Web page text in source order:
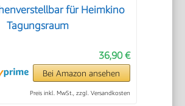
für Heimkino
Tagungsraum
36,90 €
Bei Amazon ansehen
Preis inkl. MwSt., zzgl. Versandkosten